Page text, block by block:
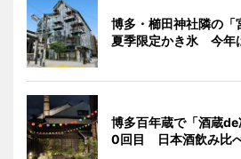
博多・櫛田神社隣の「
夏季限定かき氷 今年
博多百年蔵で「酒蔵
0回目 日本酒飲み比